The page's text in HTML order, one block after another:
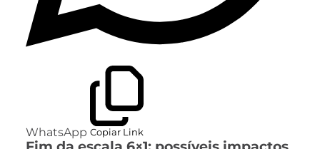
WhatsApp Copiar Link